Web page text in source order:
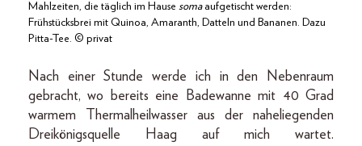
Mahlzeiten, die täglich im Hause soma aufgetischt werden:
Frühstücksbrei mit Quinoa, Amaranth, Datteln und Bananen. Dazu
Pitta-Tee. © privat
Nach einer Stunde werde ich in den Nebenraum
gebracht, wo bereits eine Badewanne mit 40 Grad
warmem Thermalheilwasser aus der naheliegenden
Dreikönigsquelle Haag auf mich wartet.